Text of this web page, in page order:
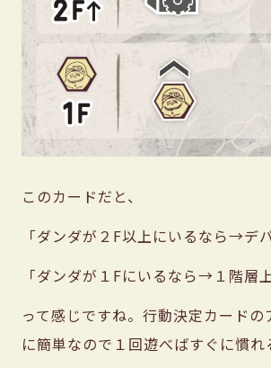
このカードだと、
「ダンダが２F以上にいるなら→デ
「ダンダが１Fにいるなら→１階層上
って感じですね。行動決定カードの
に簡単なので１回遊べばすぐに慣れ